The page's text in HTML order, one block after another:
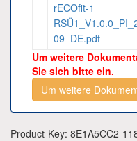
rECOfit-1
09_DE.pdf
Um weitere
Sie sich bitte ein.
Um weitere
Product-Key: 8E1A5CC2-